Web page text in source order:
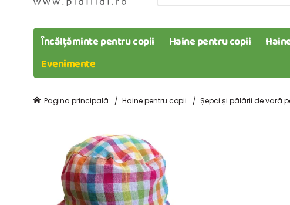
Încălțăminte pentru copii Haine pentru copii
Evenimente
Pagina principală Haine pentru copii Șepci și pălării de vară